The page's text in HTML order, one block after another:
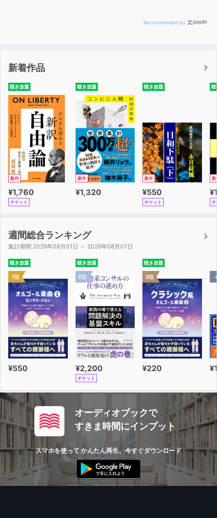
Recommended by
新着作品
聴き放題
新作
¥1,760
チケット
聴き放題
新作
¥1,320
聴き放題
新作
¥550
チケット
聴
新
チ
週間総合ランキング
集計期間 2026年08月01日 ～ 2026年08月07日
聴き放題
1位
¥550
聴き放題
2位
¥2,200
チケット
聴き放題
3位
¥220
オーディオブックで
すきま時間にインプット
スマホを使って かんたん再生、今すぐダウンロード